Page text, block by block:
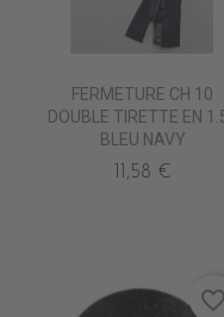
FERMETURE CH 10
DOUBLE TIRETTE EN
BLEU NAVY
11,58 €
favorite_border